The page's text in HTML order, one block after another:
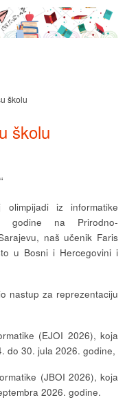
školu
školu
olimpijadi iz informatike
godine na Prirodno-
naš učenik Faris
u Bosni i Hercegovini i
nastup za reprezentaciju
(EJOI 2026), koja
do 30. jula 2026. godine,
(JBOI 2026), koja
2026. godine.